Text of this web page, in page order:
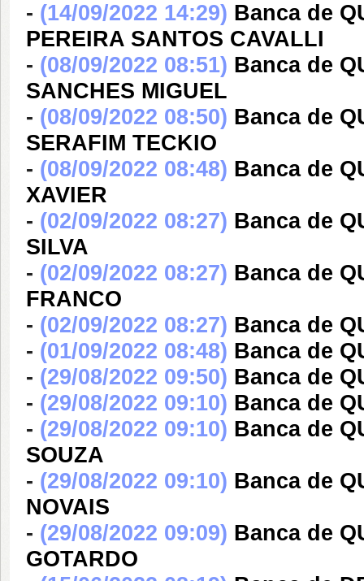
- (14/09/2022 14:29) Banca de
PEREIRA SANTOS CAVALLI
- (08/09/2022 08:51) Banca de
SANCHES MIGUEL
- (08/09/2022 08:50) Banca de
SERAFIM TECKIO
- (08/09/2022 08:48) Banca de
XAVIER
- (02/09/2022 08:27) Banca de
SILVA
- (02/09/2022 08:27) Banca de
FRANCO
- (02/09/2022 08:27) Banca de
- (01/09/2022 08:48) Banca de
- (29/08/2022 09:50) Banca de
- (29/08/2022 09:10) Banca de
- (29/08/2022 09:10) Banca de
SOUZA
- (29/08/2022 09:10) Banca de
NOVAIS
- (29/08/2022 09:09) Banca de
GOTARDO